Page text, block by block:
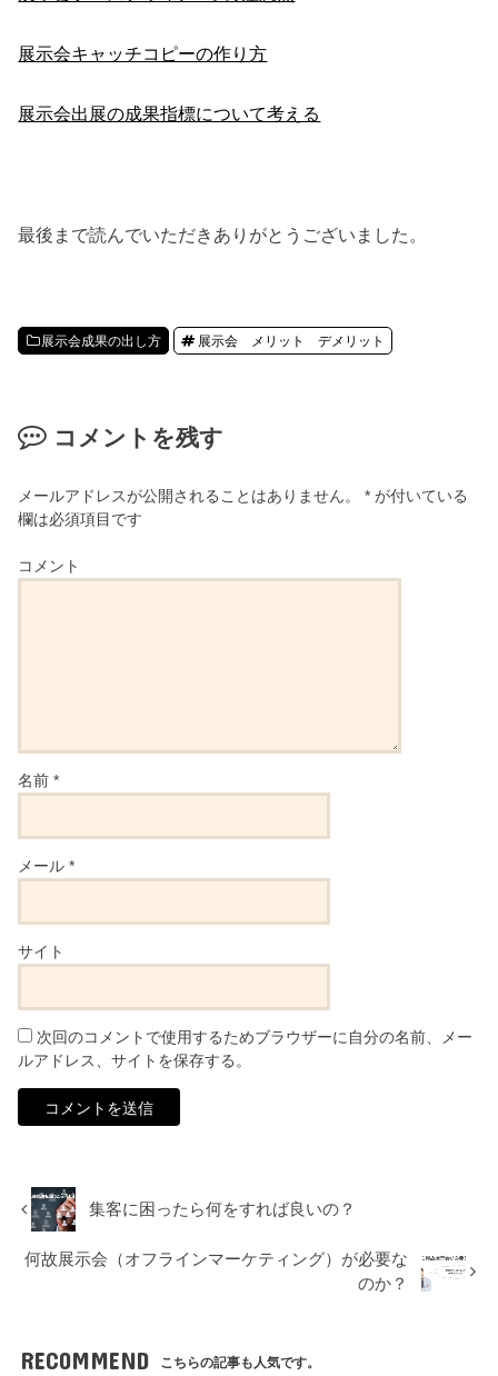
展示会キャッチコピーの作り方
展示会出展の成果指標について考える
最後まで読んでいただきありがとうございました。
展示会成果の出し方 展示会 メリット デメリット
コメントを残す
メールアドレスが公開されることはありません。 * が付いている
欄は必須項目です
コメント
名前*
メール*
サイト
次回のコメントで使用するためブラウザーに自分の名前、メー
ルアドレス、サイトを保存する。
集客に困ったら何をすれば良いの？
何故展示会（オフラインマーケティング）が必要な
のか？
RECOMMEND こちらの記事も人気です。